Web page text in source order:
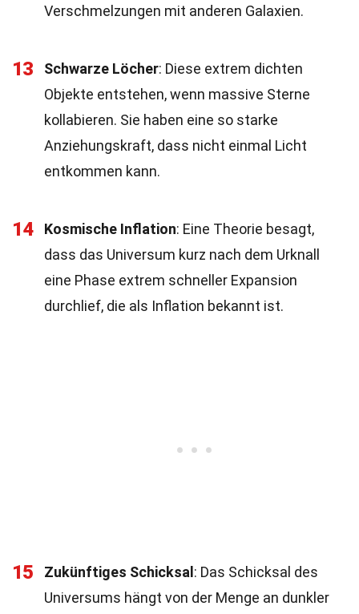
Verschmelzungen mit anderen Galaxien.
13 Schwarze Löcher: Diese extrem dichten
Objekte entstehen, wenn massive Sterne
kollabieren. Sie haben eine so starke
Anziehungskraft, dass nicht einmal Licht
entkommen kann.
14 Kosmische Inflation: Eine Theorie besagt,
dass das Universum kurz nach dem Urknall
eine Phase extrem schneller Expansion
durchlief, die als Inflation bekannt ist.
15 Zukünftiges Schicksal : Das Schicksal des
Universums hängt von der Menge an dunkler